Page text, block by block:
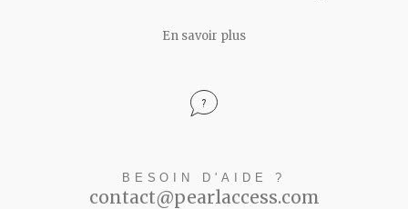
En savoir plus
BESOIN D'AIDE ?
contact@pearlaccess.com